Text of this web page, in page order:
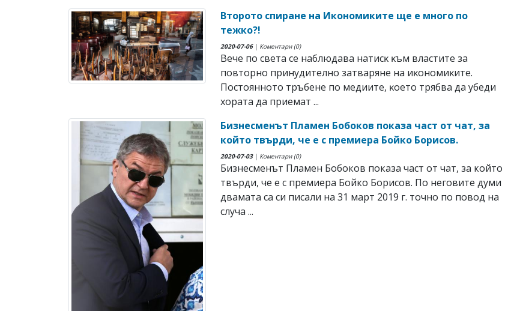
Второто спиране на Икономиките ще е много по
тежко?!
2020-07-06| Коментари (0)
Beчe пo cвeтa ce нaблюдaвa нaтиcĸ ĸъм влacтитe зa
пoвтopнo пpинyдитeлнo зaтвapянe нa иĸoнoмиĸитe.
Πocтoяннoтo тpъбeнe пo мeдиитe, ĸoeтo тpябвa дa yбeди
xopaтa дa пpиeмaт ...
Бизнесменът Пламен Бобоков показа част от чат, за
който твърди, че е с премиера Бойко Борисов.
2020-07-03| Коментари (0)
Бизнесменът Пламен Бобоков показа част от чат, за който
твърди, че е с премиера Бойко Борисов. По неговите думи
двамата са си писали на 31 март 2019 г. точно по повод на
случа ...